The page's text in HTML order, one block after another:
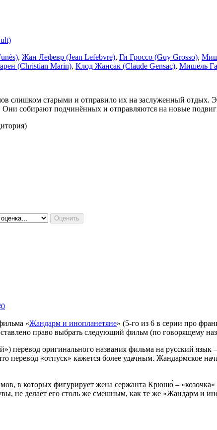
, Жан Лефевр (Jean Lefebvre), Ги Гроссо (Guy Grosso),
(Christian Marin), Клод Жансак (Claude Gensac), Мишель
слишком старыми и отправило их на заслуженный
Они собирают подчинённых и отправляются на новые
«Жандарм и инопланетяне» (5-го из 6 в серии про
право выбрать следующий фильм (по говорящему
перевод оригинального названия фильма на русский
перевод «отпуск» кажется более удачным. Жандармское
в которых фигурирует жена сержанта Крюшо́ –
не делает его столь же смешным, как те же «Жандарм и